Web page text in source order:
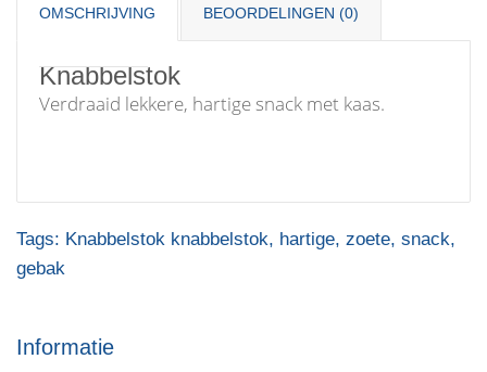
OMSCHRIJVING BEOORDELINGEN (0)
Knabbelstok
Verdraaid lekkere, hartige snack met kaas.
Tags: Knabbelstok knabbelstok, hartige, zoete, snack,
gebak
Informatie